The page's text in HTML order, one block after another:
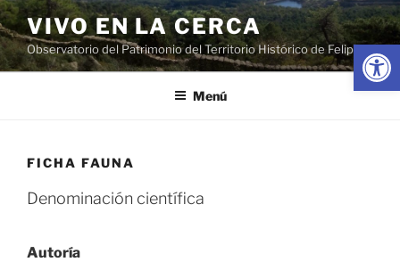
Abrir
Saltar
al
contenido
VIVO EN LA CERCA
Observatorio del Patrimonio del Territorio Histórico de Felipe II
Menú
FICHA FAUNA
Denominación científica
Autoría